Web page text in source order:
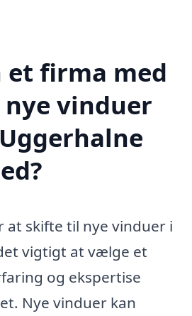
et firma med
nye vinduer
at skifte til nye vinduer i
vigtigt at vælge et
og ekspertise
Nye vinduer kan